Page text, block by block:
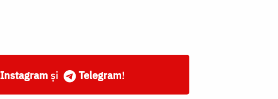
Instagram și Telegram!